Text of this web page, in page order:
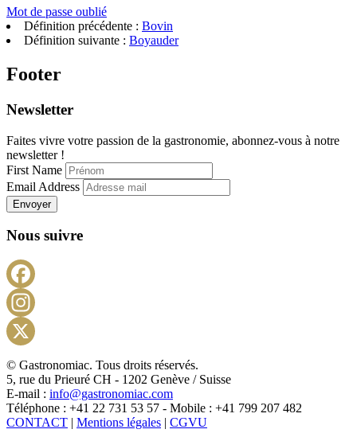
Mot de passe oublié
Définition précédente : Bovin
Définition suivante : Boyauder
Footer
Newsletter
Faites vivre votre passion de la gastronomie, abonnez-vous à notre
newsletter !
First Name
Email Address
Envoyer
Nous suivre
X
© Gastronomiac. Tous droits réservés.
5, rue du Prieuré CH - 1202 Genève / Suisse
E-mail : info@gastronomiac.com
Téléphone : +41 22 731 53 57 - Mobile : +41 799 207 482
CONTACT | Mentions légales | CGVU